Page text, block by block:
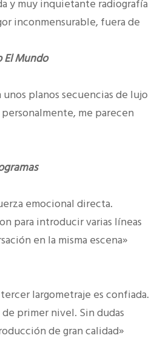
y muy inquietante radiografía
inconmensurable, fuera de
El Mundo
planos secuencias de lujo
me parecen
emocional directa.
para introducir varias líneas
en la misma escena»
largometraje es confiada.
primer nivel. Sin dudas
de gran calidad»